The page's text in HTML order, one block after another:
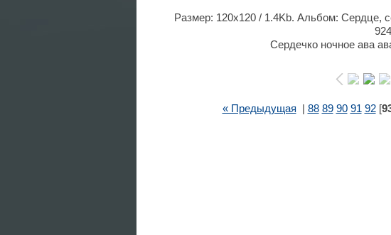
Размер: 120x120 / 1.4Kb. Альбом: Сердце,
Сердечко ночное ава
« Предыдущая 88 89 90 91 92[